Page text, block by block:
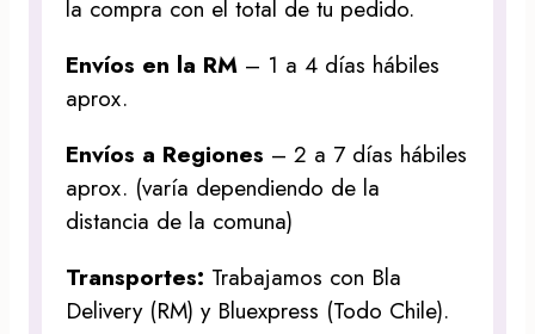
la compra con el total de tu pedido.
Envíos en la RM – 1 a 4 días hábiles
aprox.
Envíos a Regiones – 2 a 7 días hábiles
aprox. (varía dependiendo de la
distancia de la comuna)
Transportes: Trabajamos con Bla
Delivery (RM) y Bluexpress (Todo Chile).